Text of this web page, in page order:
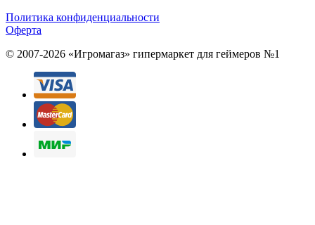
Политика конфиденциальности
Оферта
© 2007-2026 «Игромагаз» гипермаркет для геймеров №1